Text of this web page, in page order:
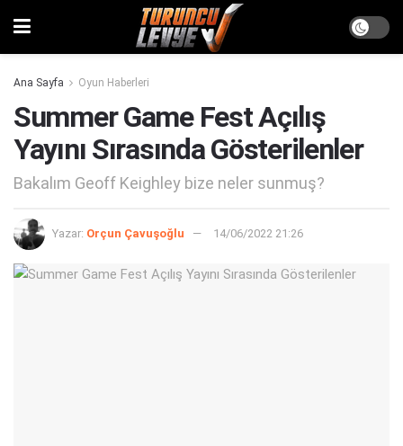
Ana Sayfa Oyun Haberleri
Summer Game Fest Açılış
Yayını Sırasında Gösterilenler
Bakalım Geoff Keighley bize neler sunmuş?
Yazar: Orçun Çavuşoğlu 14/06/2022 21:26